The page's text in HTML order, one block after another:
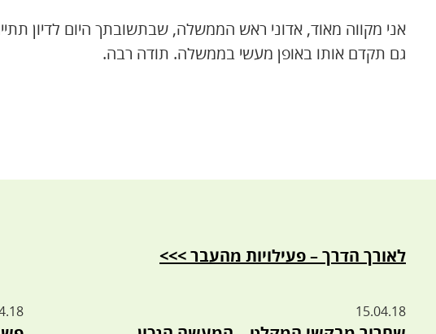
אני מקווה מאוד, אדוני ראש הממשלה, שבתשובתך היום לדיון
גם תקדם אותו באופן מעשי בממשלה. תודה רבה.
לאורך הדרך – פעילויות מהעבר >>>
15.04.18